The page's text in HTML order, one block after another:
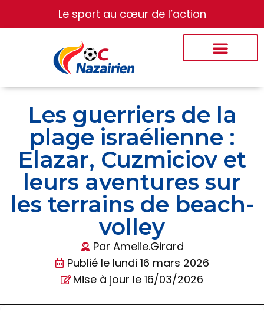
Le sport au cœur de l’action
Les guerriers de la
plage israélienne :
Elazar, Cuzmiciov et
leurs aventures sur
les terrains de beach-
volley
Par Amelie.Girard
Publié le lundi 16 mars 2026
Mise à jour le 16/03/2026